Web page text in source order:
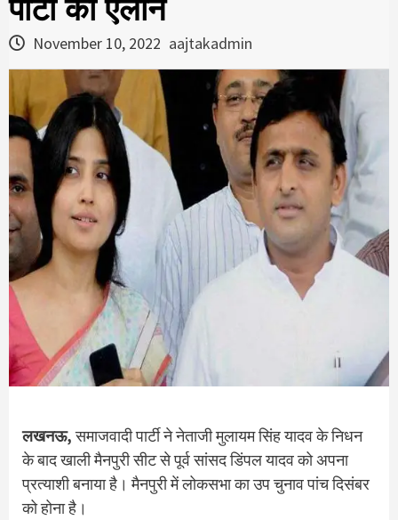
पार्टी का एलान
November 10, 2022 aajtakadmin
लखनऊ,समाजवादी पार्टी ने नेताजी मुलायम सिंह यादव के निधन
के बाद खाली मैनपुरी सीट से पूर्व सांसद डिंपल यादव को अपना
प्रत्याशी बनाया है। मैनपुरी में लोकसभा का उप चुनाव पांच दिसंबर
को होना है।